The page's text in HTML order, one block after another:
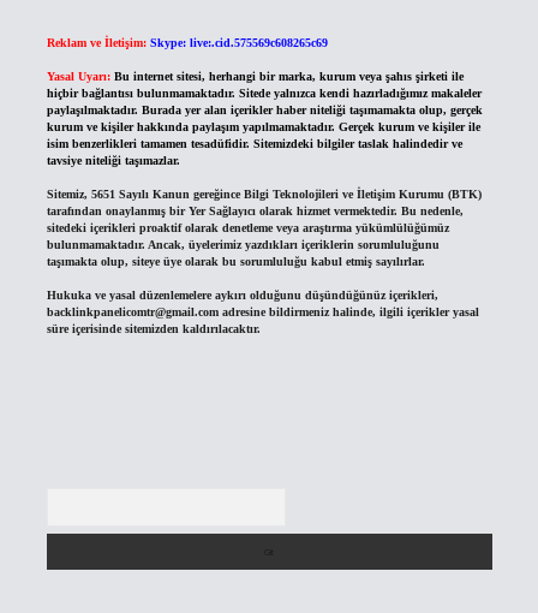
Reklam ve İletişim: Skype: live:.cid.575569c608265c69
Yasal Uyarı: Bu internet sitesi, herhangi bir marka, kurum veya şahıs şirketi ile
hiçbir bağlantısı bulunmamaktadır. Sitede yalnızca kendi hazırladığımız makaleler
paylaşılmaktadır. Burada yer alan içerikler haber niteliği taşımamakta olup, gerçek
kurum ve kişiler hakkında paylaşım yapılmamaktadır. Gerçek kurum ve kişiler ile
isim benzerlikleri tamamen tesadüfidir. Sitemizdeki bilgiler taslak halindedir ve
tavsiye niteliği taşımazlar.
Sitemiz, 5651 Sayılı Kanun gereğince Bilgi Teknolojileri ve İletişim Kurumu (BTK)
tarafından onaylanmış bir Yer Sağlayıcı olarak hizmet vermektedir. Bu nedenle,
sitedeki içerikleri proaktif olarak denetleme veya araştırma yükümlülüğümüz
bulunmamaktadır. Ancak, üyelerimiz yazdıkları içeriklerin sorumluluğunu
taşımakta olup, siteye üye olarak bu sorumluluğu kabul etmiş sayılırlar.
Hukuka ve yasal düzenlemelere aykırı olduğunu düşündüğünüz içerikleri,
backlinkpanelicomtr@gmail.comadresine bildirmeniz halinde, ilgili içerikler yasal
süre içerisinde sitemizden kaldırılacaktır.